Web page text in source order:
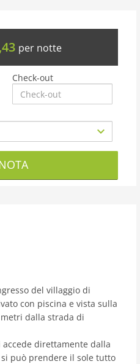
per notte
Check-out
del villaggio di
con piscina e vista sulla
dalla strada di
direttamente dalla
può prendere il sole tutto